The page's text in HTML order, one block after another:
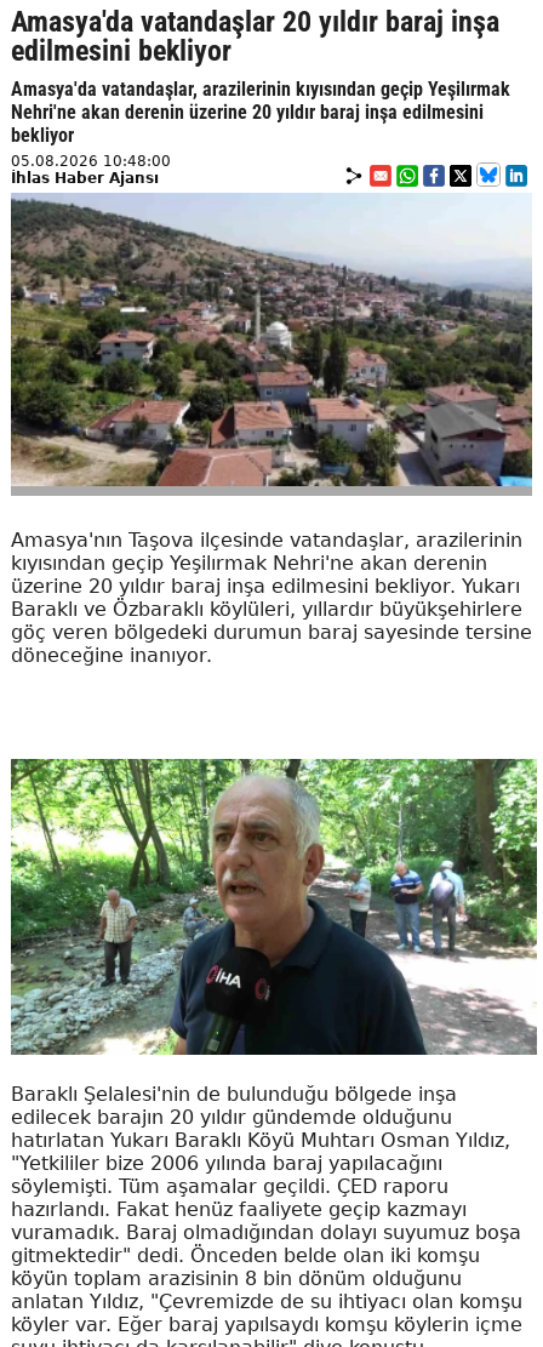
Amasya'da vatandaşlar 20 yıldır baraj inşa
edilmesini bekliyor
Amasya'da vatandaşlar, arazilerinin kıyısından geçip Yeşilırmak
Nehri'ne akan derenin üzerine 20 yıldır baraj inşa edilmesini
bekliyor
05.08.2026 10:48:00
İhlas Haber Ajansı
Amasya'nın Taşova ilçesinde vatandaşlar, arazilerinin
kıyısından geçip Yeşilırmak Nehri'ne akan derenin
üzerine 20 yıldır baraj inşa edilmesini bekliyor. Yukarı
Baraklı ve Özbaraklı köylüleri, yıllardır büyükşehirlere
göç veren bölgedeki durumun baraj sayesinde tersine
döneceğine inanıyor.
Baraklı Şelalesi'nin de bulunduğu bölgede inşa
edilecek barajın 20 yıldır gündemde olduğunu
hatırlatan Yukarı Baraklı Köyü Muhtarı Osman Yıldız,
"Yetkililer bize 2006 yılında baraj yapılacağını
söylemişti. Tüm aşamalar geçildi. ÇED raporu
hazırlandı. Fakat henüz faaliyete geçip kazmayı
vuramadık. Baraj olmadığından dolayı suyumuz boşa
gitmektedir" dedi. Önceden belde olan iki komşu
köyün toplam arazisinin 8 bin dönüm olduğunu
anlatan Yıldız, "Çevremizde de su ihtiyacı olan komşu
köyler var. Eğer baraj yapılsaydı komşu köylerin içme